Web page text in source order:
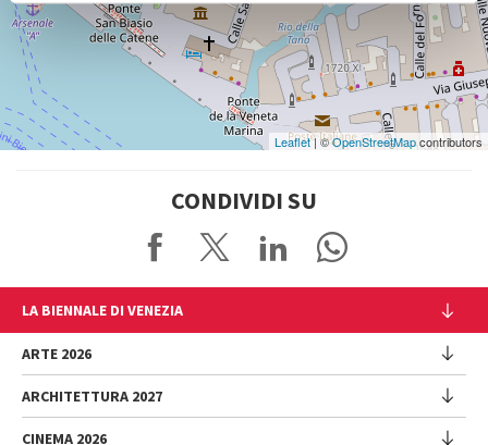
Leaflet| ©OpenStreetMapcontributors
CONDIVIDI SU
LA BIENNALE DI VENEZIA
L'Istituzione
Cariche istituzionali
Storia
Luoghi
ARTE 2026
Esposizione
ARCHITETTURA 2027
CINEMA 2026